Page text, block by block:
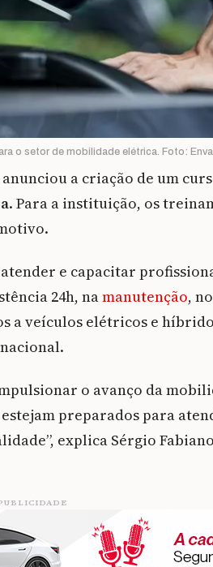
o setor de mobilidade elétrica. Foto:
anunciou a criação de um
. Para a instituição, os
e capacitar
24h, namanutenção,
a veículos elétricos e
o avanço da
preparados para
explica Sérgio